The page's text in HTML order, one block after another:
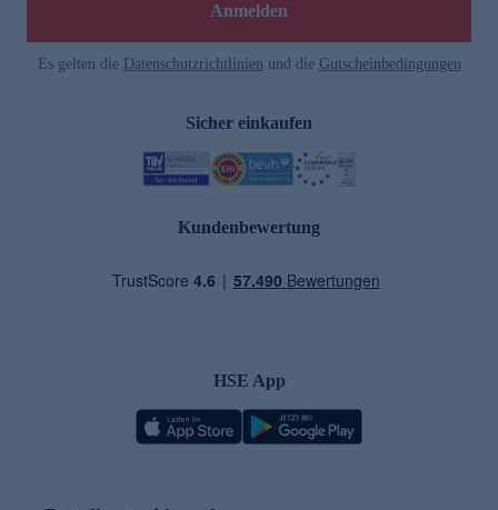
Anmelden
Es gelten die Datenschutzrichtlinien und die Gutscheinbedingungen
Sicher einkaufen
Kundenbewertung
HSE App